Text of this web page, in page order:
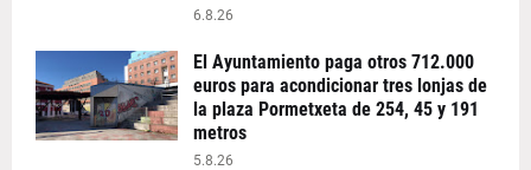
6.8.26
El Ayuntamiento paga otros 712.000
euros para acondicionar tres lonjas de
la plaza Pormetxeta de 254, 45 y 191
metros
5.8.26